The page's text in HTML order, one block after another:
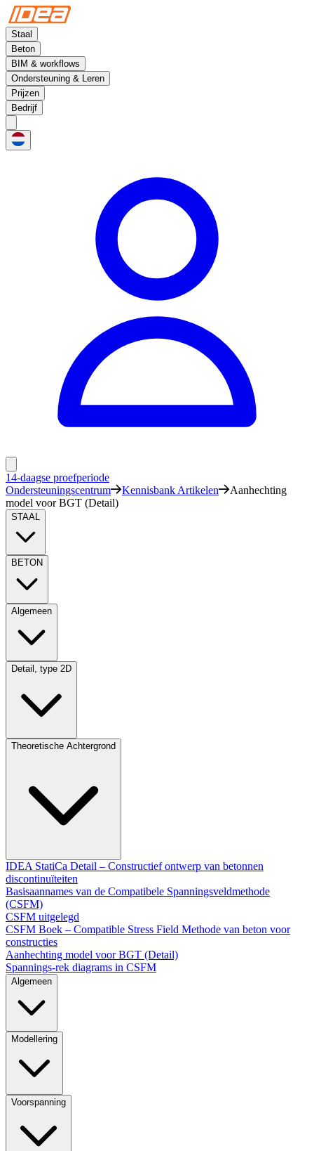
Staal
Beton
BIM & workflows
Ondersteuning & Leren
Prijzen
Bedrijf
14-daagse proefperiode
Ondersteuningscentrum
Kennisbank Artikelen
Aanhechting
model voor BGT (Detail)
STAAL
BETON
Algemeen
Detail, type 2D
Theoretische Achtergrond
IDEA StatiCa Detail – Constructief ontwerp van betonnen
discontinuïteiten
Basisaannames van de Compatibele Spanningsveldmethode
(CSFM)
CSFM uitgelegd
CSFM Boek – Compatible Stress Field Methode van beton voor
constructies
Aanhechting model voor BGT (Detail)
Spannings-rek diagrams in CSFM
Algemeen
Modellering
Voorspanning